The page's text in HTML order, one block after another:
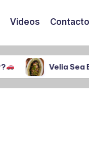
Videos Contacto
Velia Sea Bunker &